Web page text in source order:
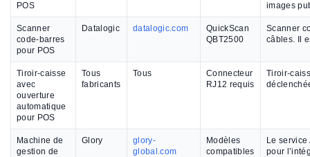
POS
images
Scanner
code-barres
pour POS
Datalogic datalogic.com
QuickScan
QBT2500
Scanner
câbles. Il
Tiroir-caisse
avec
ouverture
automatique
pour POS
Tous
fabricants
Tous
Connecteur
RJ12 requis
Tiroir-
Machine de
gestion de
Glory
glory-
global.com
Modèles
compatibles
Le
pour